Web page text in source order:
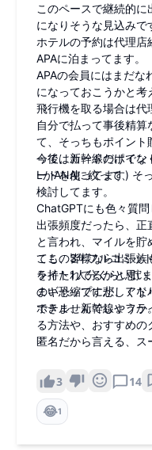
このペースで継続的
になりそうな見込みで
ホテルの予約は代理店
APAに泊まってます。
APAの会員にはまだな
になっておこうかと考
飛行機を取る場合は代
自分で払って事後精算
て、そっちもポイント
って、カードのポイン
ードを使ってます)
今後は新幹線だけでな
LかANAに絞って、そ
検討してます。
ChatGPTにも色々質
出張頻度だったら、正
と言われ、マイルを貯
ても、3年フルコミッ
ライト1人分ぐらい貯
のギャップに悲しくな
ここの皆様なら出張族
を持たれてるかと思
まい恐縮ですが、アド
できませんでしょうか
ホテル、新幹線やフラ
る方法や、おすすめの
匿名だから言える、ス
3 14
😂1